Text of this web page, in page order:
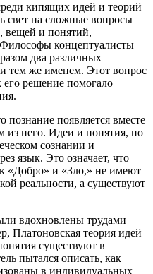
кипящих идей и теорий
свет на сложные вопросы
вещей и понятий,
концептуалисты
два различных
тем же именем. Этот вопрос
его решение помогало
познание появляется вместе
из него. Идеи и понятия, по
сознании и
язык. Это означает, что
«Добро» и «Зло,» не имеют
реальности, а существуют
вдохновлены трудами
Платоновская теория идей
существуют в
пытался описать, как
в индивидуальных